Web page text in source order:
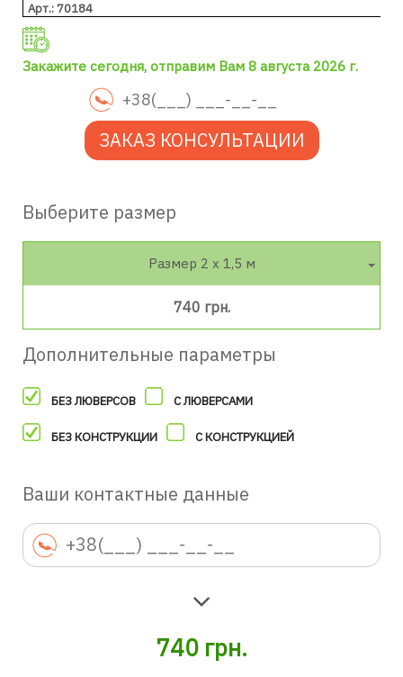
Арт.: 70184
Закажите сегодня, отправим Вам 8 августа 2026 г.
ЗАКАЗ КОНСУЛЬТАЦИИ
Выберите размер
Размер 2 х 1,5 м
740 грн.
Дополнительные параметры
БЕЗ ЛЮВЕРСОВ С ЛЮВЕРСАМИ
БЕЗ КОНСТРУКЦИИ С КОНСТРУКЦИЕЙ
Ваши контактные данные
740 грн.